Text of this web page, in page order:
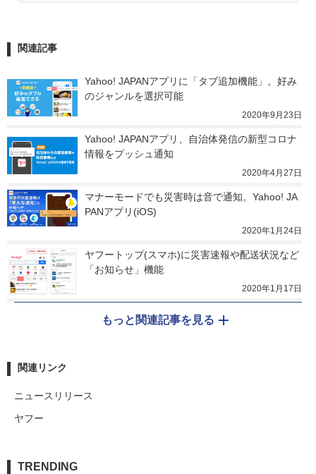
関連記事
Yahoo! JAPANアプリに「タブ追加機能」。好み
のジャンルを選択可能
2020年9月23日
Yahoo! JAPANアプリ、自治体発信の新型コロナ
情報をプッシュ通知
2020年4月27日
マナーモードでも災害時は音で通知。Yahoo! JA
PANアプリ(iOS)
2020年1月24日
ヤフートップ(スマホ)に災害速報や配送状況など
「お知らせ」機能
2020年1月17日
もっと関連記事を見る
関連リンク
ニュースリリース
ヤフー
TRENDING